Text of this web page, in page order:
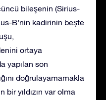
bileşenin (Sirius-
B’nin kadirinin beşte
ortaya
yapılan son
doğrulayamamakla
bir yıldızın var olma